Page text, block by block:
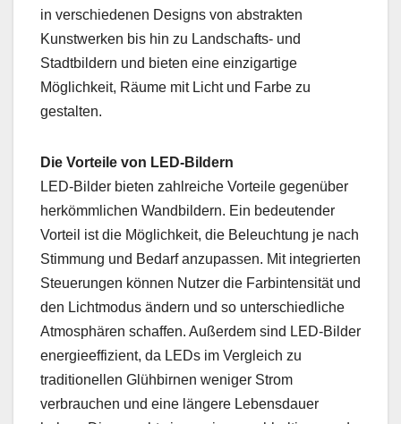
in verschiedenen Designs von abstrakten
Kunstwerken bis hin zu Landschafts- und
Stadtbildern und bieten eine einzigartige
Möglichkeit, Räume mit Licht und Farbe zu
gestalten.
Die Vorteile von LED-Bildern
LED-Bilder bieten zahlreiche Vorteile gegenüber
herkömmlichen Wandbildern. Ein bedeutender
Vorteil ist die Möglichkeit, die Beleuchtung je nach
Stimmung und Bedarf anzupassen. Mit integrierten
Steuerungen können Nutzer die Farbintensität und
den Lichtmodus ändern und so unterschiedliche
Atmosphären schaffen. Außerdem sind LED-Bilder
energieeffizient, da LEDs im Vergleich zu
traditionellen Glühbirnen weniger Strom
verbrauchen und eine längere Lebensdauer